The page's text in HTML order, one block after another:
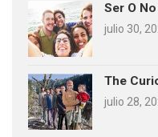
Ser O
julio 30,
The
julio 28,